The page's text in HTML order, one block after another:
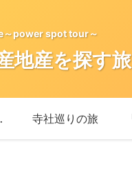
power spot tour～
地産を探す旅
情報 寺社巡りの旅